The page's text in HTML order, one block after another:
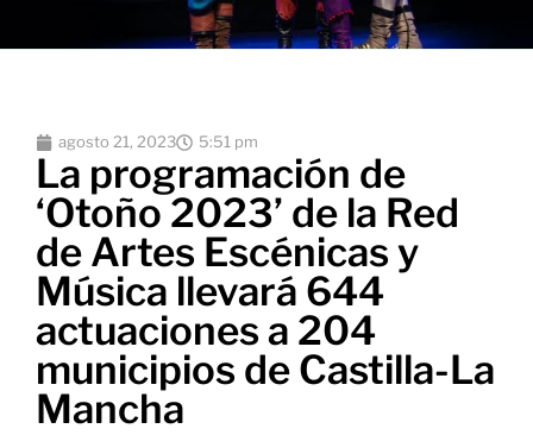
agosto 21, 2023 5:51 pm
La programación de
‘Otoño 2023’ de la Red
de Artes Escénicas y
Música llevará 644
actuaciones a 204
municipios de Castilla-La
Mancha